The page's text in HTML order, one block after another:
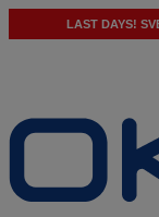
LAST DAYS!